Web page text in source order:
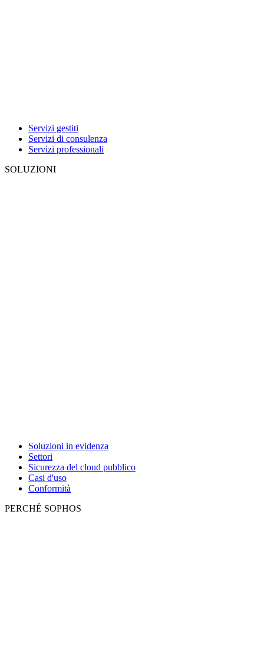
Servizi gestiti
Servizi di consulenza
Servizi professionali
SOLUZIONI
Soluzioni in evidenza
Settori
Sicurezza del cloud pubblico
Casi d'uso
Conformità
PERCHÉ SOPHOS